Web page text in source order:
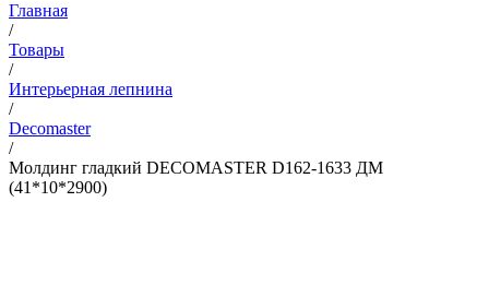
Главная
/
Товары
/
Интерьерная лепнина
/
Decomaster
/
Молдинг гладкий DECOMASTER D162-1633 ДМ
(41*10*2900)